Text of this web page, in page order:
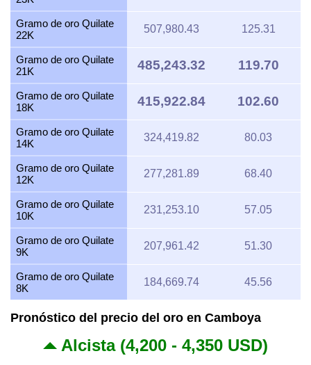
Gramo de oro Quilate
22K
507,980.43 125.31
Gramo de oro Quilate
21K
485,243.32 119.70
Gramo de oro Quilate
18K
415,922.84 102.60
Gramo de oro Quilate
14K
324,419.82 80.03
Gramo de oro Quilate
12K
277,281.89 68.40
Gramo de oro Quilate
10K
231,253.10 57.05
Gramo de oro Quilate
9K
207,961.42 51.30
Gramo de oro Quilate
8K
184,669.74 45.56
Pronóstico del precio del oro en Camboya
Alcista (4,200 - 4,350 USD)